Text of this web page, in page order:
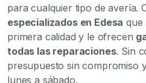
para cualquier tipo de avería.
especializados en Edesa que
primera calidad y le ofrecen
todas las reparaciones. Sin
presupuesto sin compromiso
lunes a sábado.